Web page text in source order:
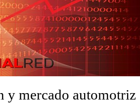
y mercado automotriz